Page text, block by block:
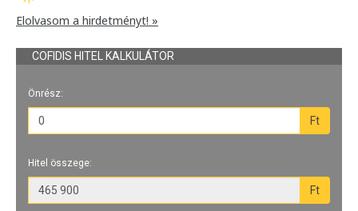
Elolvasom a hirdetményt! »